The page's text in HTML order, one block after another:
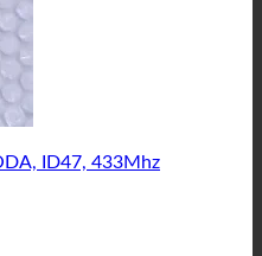
ID47, 433Mhz